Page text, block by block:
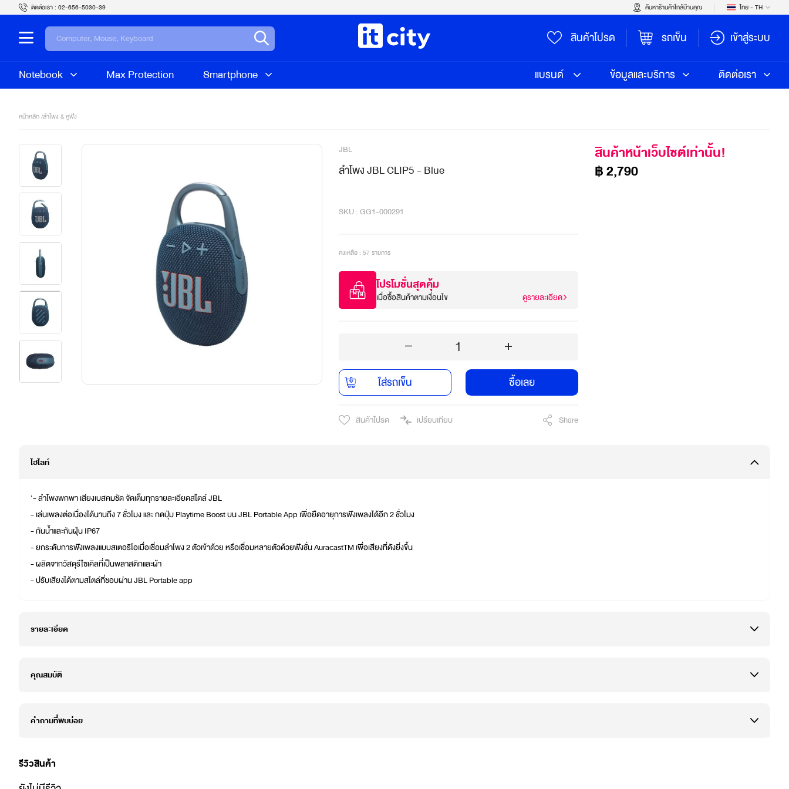
ติดต่อเรา : 02-656-5030-39 ค้นหาร้านค้าใกล้บ้านคุณ ไทย - TH
สินค้าโปรด รถเข็น เข้าสู่ระบบ
Notebook Max Protection Smartphone แบรนด์ ข้อมูลและบริการ ติดต่อเรา
หน้าหลัก /ลำโพง & หูฟัง
JBL
ลำโพง JBL CLIP5 - Blue
SKU : GG1-000291
คงเหลือ : 57 รายการ
โปรโมชั่นสุดคุ้ม
เมื่อซื้อสินค้าตามเงื่อนไข ดูรายละเอียด
1
ใส่รถเข็น ซื้อเลย
สินค้าโปรด เปรียบเทียบ Share
สินค้าหน้าเว็บไซต์เท่านั้น!
฿ 2,790
ไฮไลท์
'- ลำโพงพกพา เสียงเบสคมชัด จัดเต็มทุกรายละเอียดสไตล์ JBL
- เล่นเพลงต่อเนื่องได้นานถึง 7 ชั่วโมง และ กดปุ่ม Playtime Boost บน JBL Portable App เพื่อยืดอายุการฟังเพลงได้อีก 2 ชั่วโมง
- กันน้ำและกันฝุ่น IP67
- ยกระดับการฟังเพลงแบบสเตอริโอเมื่อเชื่อมลำโพง 2 ตัวเข้าด้วย หรือเชื่อมหลายตัวด้วยฟังชั่น AuracastTM เพื่อเสียงที่ดังยิ่งขึ้น
- ผลิตจากวัสดุรีไซเคิลที่เป็นพลาสติกและผ้า
- ปรับเสียงได้ตามสไตล์ที่ชอบผ่าน JBL Portable app
รายละเอียด
คุณสมบัติ
คำถามที่พบบ่อย
รีวิวสินค้า